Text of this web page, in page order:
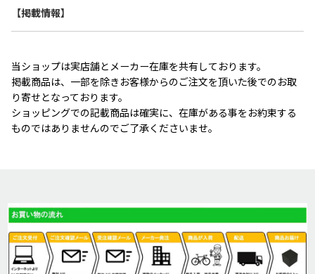
【掲載情報】
当ショップは実店舗とメーカー在庫を共有しております。
掲載商品は、一部を除きお客様からのご注文を頂いた後でのお取
り寄せとなっております。
ショッピングでの記載商品は確実に、在庫がある事をお約束する
ものではありませんのでご了承くださいませ。